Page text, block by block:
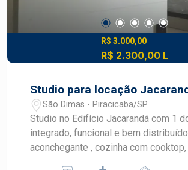
R$ 3.000,00
R$ 2.300,00 L
Studio para locação
São Dimas - Piracicaba/SP
Studio no Edifício Jacarandá com 1
integrado, funcional e bem
aconchegante , cozinha com cooktop, 1 banheiro